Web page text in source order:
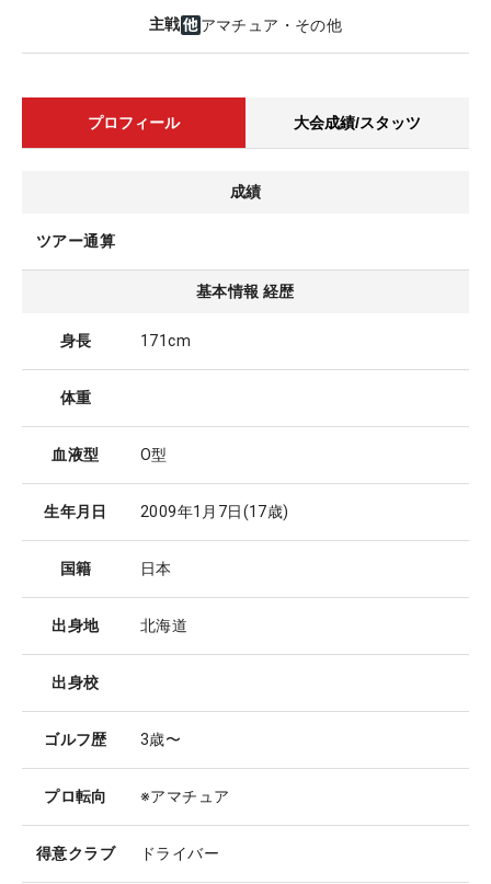
主戦 アマチュア・その他
プロフィール 大会成績/スタッツ
成績
ツアー通算
基本情報 経歴
身長 171cm
体重
血液型 O型
生年月日 2009年1月7日(17歳)
国籍 日本
出身地 北海道
出身校
ゴルフ歴 3歳〜
プロ転向 ※アマチュア
得意クラブ ドライバー